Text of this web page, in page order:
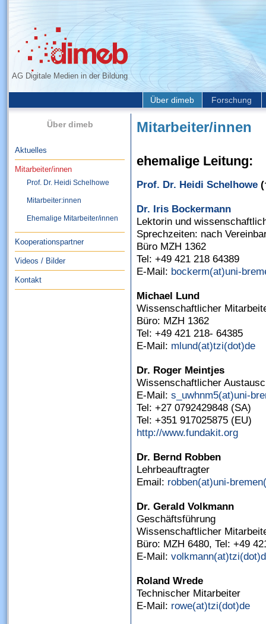
AG Digitale Medien in der Bildung
Über dimeb Forschung
Über dimeb
Aktuelles
Mitarbeiter/innen
Prof. Dr. Heidi Schelhowe
Mitarbeiter:innen
Ehemalige Mitarbeiter/innen
Kooperationspartner
Videos / Bilder
Kontakt
Mitarbeiter/innen
ehemalige Leitung:
Prof. Dr. Heidi Schelhowe
Dr. Iris Bockermann
Lektorin und
Sprechzeiten: nach
Büro MZH 1362
Tel: +49 421 218 64389
E-Mail: bockerm(at)uni-
Michael Lund
Wissenschaftlicher
Büro: MZH 1362
Tel: +49 421 218- 64385
E-Mail: mlund(at)tzi(dot)de
Dr. Roger Meintjes
Wissenschaftlicher
E-Mail: s_uwhnm5(at)uni-
Tel: +27 0792429848 (SA)
Tel: +351 917025875 (EU)
http://www.fundakit.org
Dr. Bernd Robben
Lehrbeauftragter
Email: robben(at)uni-
Dr. Gerald Volkmann
Geschäftsführung
Wissenschaftlicher
Büro: MZH 6480, Tel: +49
E-Mail:
Roland Wrede
Technischer Mitarbeiter
E-Mail: rowe(at)tzi(dot)de